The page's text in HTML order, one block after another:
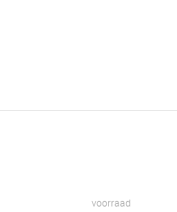
voorraad